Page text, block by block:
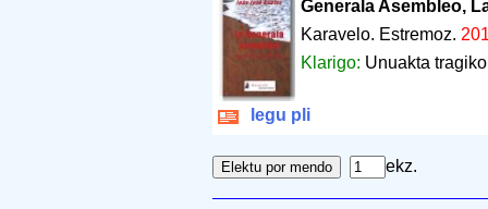
Ĝenerala Asembleo,
Karavelo. Estremoz.
Klarigo: Unuakta
legu pli
ekz.